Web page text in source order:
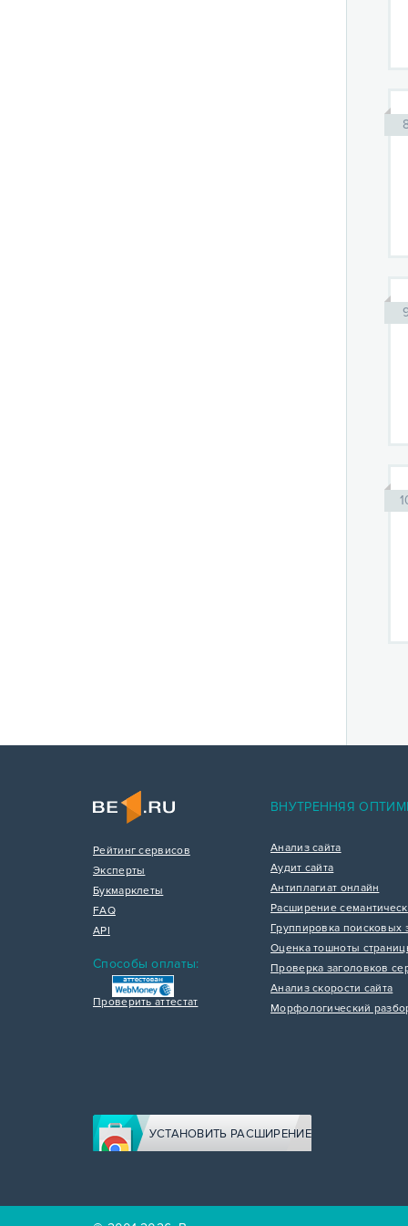
Рейтинг сервисов
Эксперты
Букмарклеты
FAQ
API
Способы оплаты:
Проверить аттестат
ВНУТРЕННЯЯ
Анализ сайта
Аудит сайта
Антиплагиат онлайн
Расширение
Группировка поисковых
Оценка тошноты
Проверка заголовков
Анализ скорости сайта
Морфологический
УСТАНОВИТЬ РАСШИРЕНИЕ